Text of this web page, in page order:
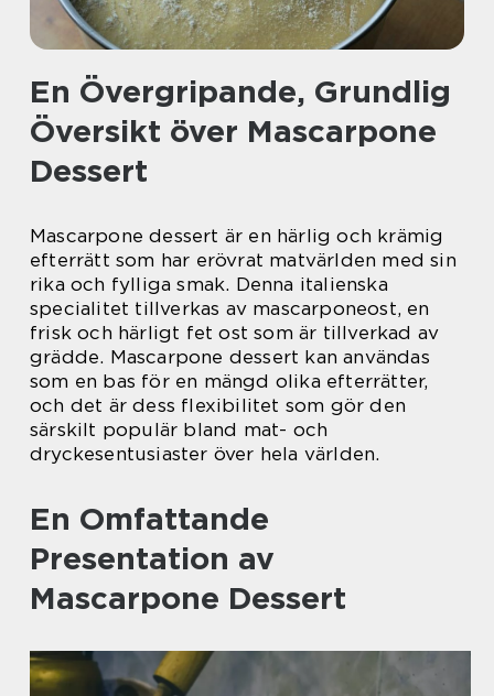
En Övergripande, Grundlig
Översikt över Mascarpone
Dessert
Mascarpone dessert är en härlig och krämig
efterrätt som har erövrat matvärlden med sin
rika och fylliga smak. Denna italienska
specialitet tillverkas av mascarponeost, en
frisk och härligt fet ost som är tillverkad av
grädde. Mascarpone dessert kan användas
som en bas för en mängd olika efterrätter,
och det är dess flexibilitet som gör den
särskilt populär bland mat- och
dryckesentusiaster över hela världen.
En Omfattande
Presentation av
Mascarpone Dessert